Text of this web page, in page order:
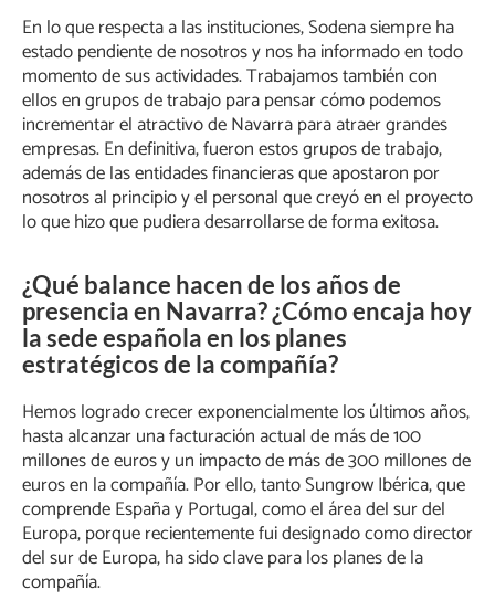
En lo que respecta a las instituciones, Sodena siempre ha
estado pendiente de nosotros y nos ha informado en todo
momento de sus actividades. Trabajamos también con
ellos en grupos de trabajo para pensar cómo podemos
incrementar el atractivo de Navarra para atraer grandes
empresas. En definitiva, fueron estos grupos de trabajo,
además de las entidades financieras que apostaron por
nosotros al principio y el personal que creyó en el proyecto
lo que hizo que pudiera desarrollarse de forma exitosa.
¿Qué balance hacen de los años de
presencia en Navarra? ¿Cómo encaja hoy
la sede española en los planes
estratégicos de la compañía?
Hemos logrado crecer exponencialmente los últimos años,
hasta alcanzar una facturación actual de más de 100
millones de euros y un impacto de más de 300 millones de
euros en la compañía. Por ello, tanto Sungrow Ibérica, que
comprende España y Portugal, como el área del sur del
Europa, porque recientemente fui designado como director
del sur de Europa, ha sido clave para los planes de la
compañía.